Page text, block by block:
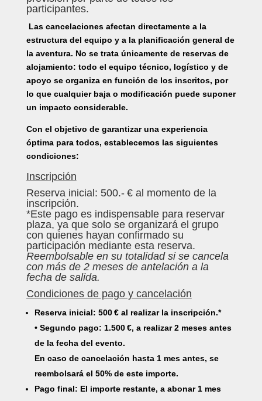
participantes.
Las cancelaciones afectan directamente a la
estructura del equipo y a la planificación general de
la aventura. No se trata únicamente de reservas de
alojamiento: todo el equipo técnico, logístico y de
apoyo se organiza en función de los inscritos, por
lo que cualquier baja o modificación puede suponer
un impacto considerable.
Con el objetivo de garantizar una experiencia
óptima para todos, establecemos las siguientes
condiciones:
Inscripción
Reserva inicial: 500.- € al momento de la
inscripción.
*Este pago es indispensable para reservar
plaza, ya que solo se organizará el grupo
con quienes hayan confirmado su
participación mediante esta reserva.
Reembolsable en su totalidad si se cancela
con más de 2 meses de antelación a la
fecha de salida.
Condiciones de pago y cancelación
Reserva inicial: 500 € al realizar la inscripción.*
• Segundo pago: 1.500 €, a realizar 2 meses antes
de la fecha del evento.
En caso de cancelación hasta 1 mes antes, se
reembolsará el 50% de este importe.
Pago final: El importe restante, a abonar 1 mes